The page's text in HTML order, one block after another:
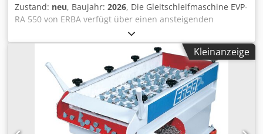
Zustand: neu, Baujahr: 2026, Die Gleitschleifmaschine EVP-
RA 550 von ERBA verfügt über einen ansteigenden
Arbeitsbehälterboden mit Separierung. Sie besitzt eine
leicht austauschbare Siebeinheit und zeichnet sich durch
eine hohe Arbeitseffizienz mittels integrierter Fallstufe
aus. Die Entleerung bzw. Separierung erfolgt über die
integrierte Klappe (manuell/pneumatisch). Auf Anfrage
kann für höhere Belastungen eine verstärkte Federung
und ein verstärkter Motor verbaut werden. Die
Motordrehzahl kann mittels Frequenzumrichter (optional)
stufenlos eingestellt werden. Die EVP-RA 550 kann durch
Kleinanzeige